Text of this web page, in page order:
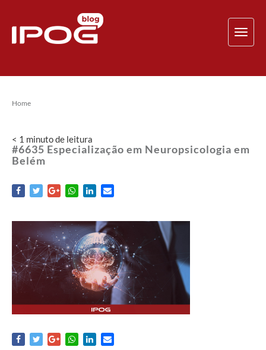
Home
< 1 minutode leitura
#6635 Especialização em Neuropsicologia em
Belém